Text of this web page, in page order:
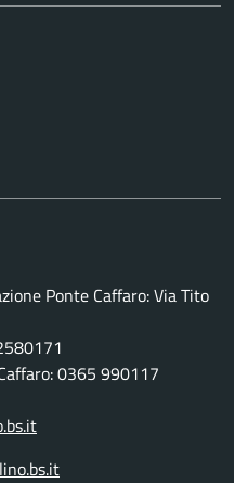
Ponte Caffaro: Via Tito
0365 990117